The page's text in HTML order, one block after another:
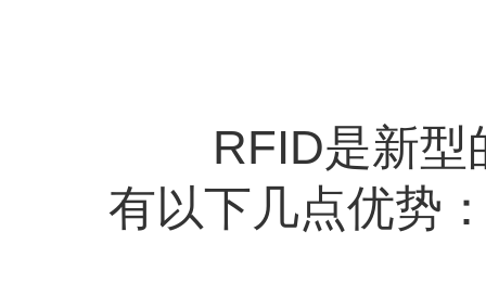
RFID是新型的
有以下几点优势